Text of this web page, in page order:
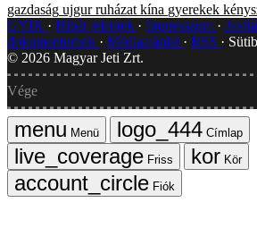
gazdaság ujgur ruházat kína gyerekek
GYIK
Hibát jelentek Impresszum
dokumentumok
Médiaajánlat RSS
© 2026 Magyar Jeti Zrt.
Vége
Menü
Címlap
Friss
Kör
Fiók